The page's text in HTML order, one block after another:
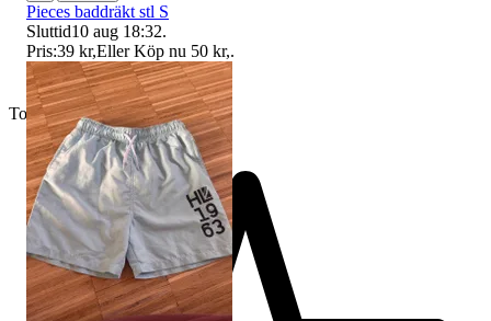
Toppsäljare
Pieces baddräkt stl S
Sluttid10 aug 18:32.
Pris:39 kr,Eller Köp nu 50 kr,.